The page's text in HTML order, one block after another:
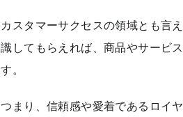
カスタマーサクセスの領域とも言
識してもらえれば、商品やサービ
す。
つまり、信頼感や愛着であるロイ